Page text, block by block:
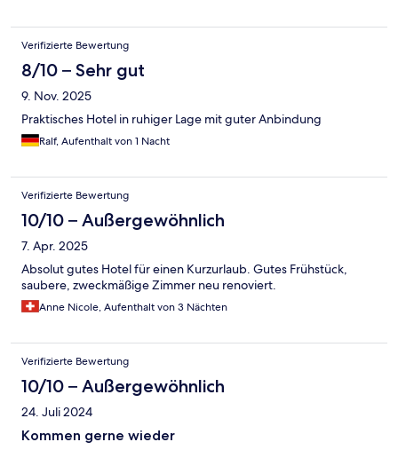
Verifizierte Bewertung
8/10 – Sehr gut
9. Nov. 2025
Praktisches Hotel in ruhiger Lage mit guter Anbindung
Ralf, Aufenthalt von 1 Nacht
Verifizierte Bewertung
10/10 – Außergewöhnlich
7. Apr. 2025
Absolut gutes Hotel für einen Kurzurlaub. Gutes Frühstück,
saubere, zweckmäßige Zimmer neu renoviert.
Anne Nicole, Aufenthalt von 3 Nächten
Verifizierte Bewertung
10/10 – Außergewöhnlich
24. Juli 2024
Kommen gerne wieder